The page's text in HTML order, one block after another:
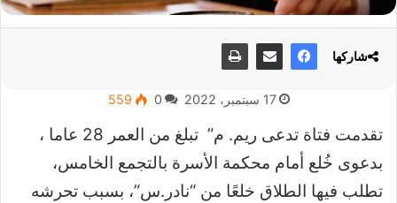
17 سبتمبر، 2022 0
559
تقدمت فتاة تدعى ريم. م” تبلغ من العمر 28 عاما ،
بدعوى خُلع أمام محكمة الأسرة بالتجمع الخامس،
تطلب فيها الطلاق خلعًا من “نادر.س”، بسبب تحرشه
شاركها